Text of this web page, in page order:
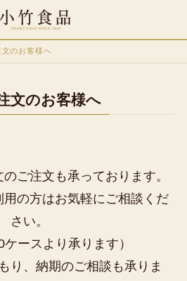
のお客様へ
文のお客様へ
ご注文も承っております。
の方はお気軽にご相談くだ
さい。
ケースより承ります）
り、納期のご相談も承りま